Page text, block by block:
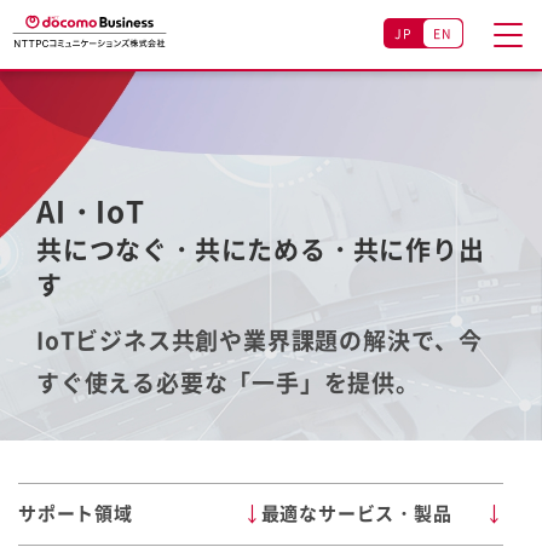
JP EN
AI・IoT
共につなぐ・共にためる・共に作り出
す
IoTビジネス共創や業界課題の解決で、今
すぐ使える必要な「一手」を提供。
サポート領域
最適なサービス・製品